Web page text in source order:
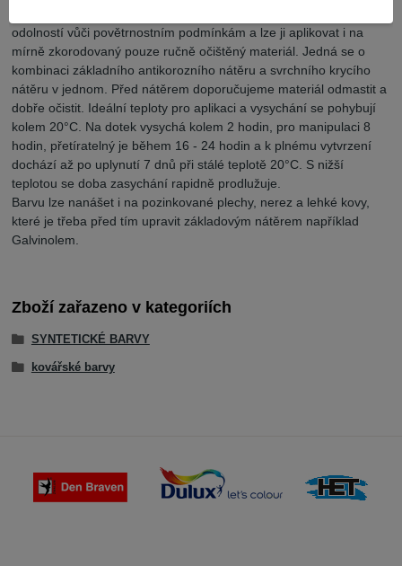
odolností vůči povětrnostním podmínkám a lze ji aplikovat i na
mírně zkorodovaný pouze ručně očištěný materiál. Jedná se o
kombinaci základního antikorozního nátěru a svrchního krycího
nátěru v jednom. Před nátěrem doporučujeme materiál odmastit a
dobře očistit. Ideální teploty pro aplikaci a vysychání se pohybují
kolem 20°C. Na dotek vysychá kolem 2 hodin, pro manipulaci 8
hodin, přetíratelný je během 16 - 24 hodin a k plnému vytvrzení
dochází až po uplynutí 7 dnů při stálé teplotě 20°C. S nižší
teplotou se doba zasychání rapidně prodlužuje.
Barvu lze nanášet i na pozinkované plechy, nerez a lehké kovy,
které je třeba před tím upravit základovým nátěrem například
Galvinolem.
Zboží zařazeno v kategoriích
SYNTETICKÉ BARVY
kovářské barvy